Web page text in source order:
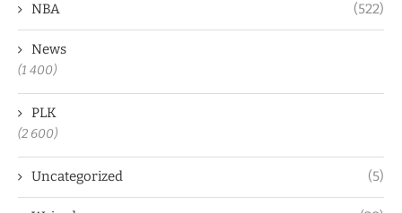
NBA (522)
News
(1 400)
PLK
(2 600)
Uncategorized (5)